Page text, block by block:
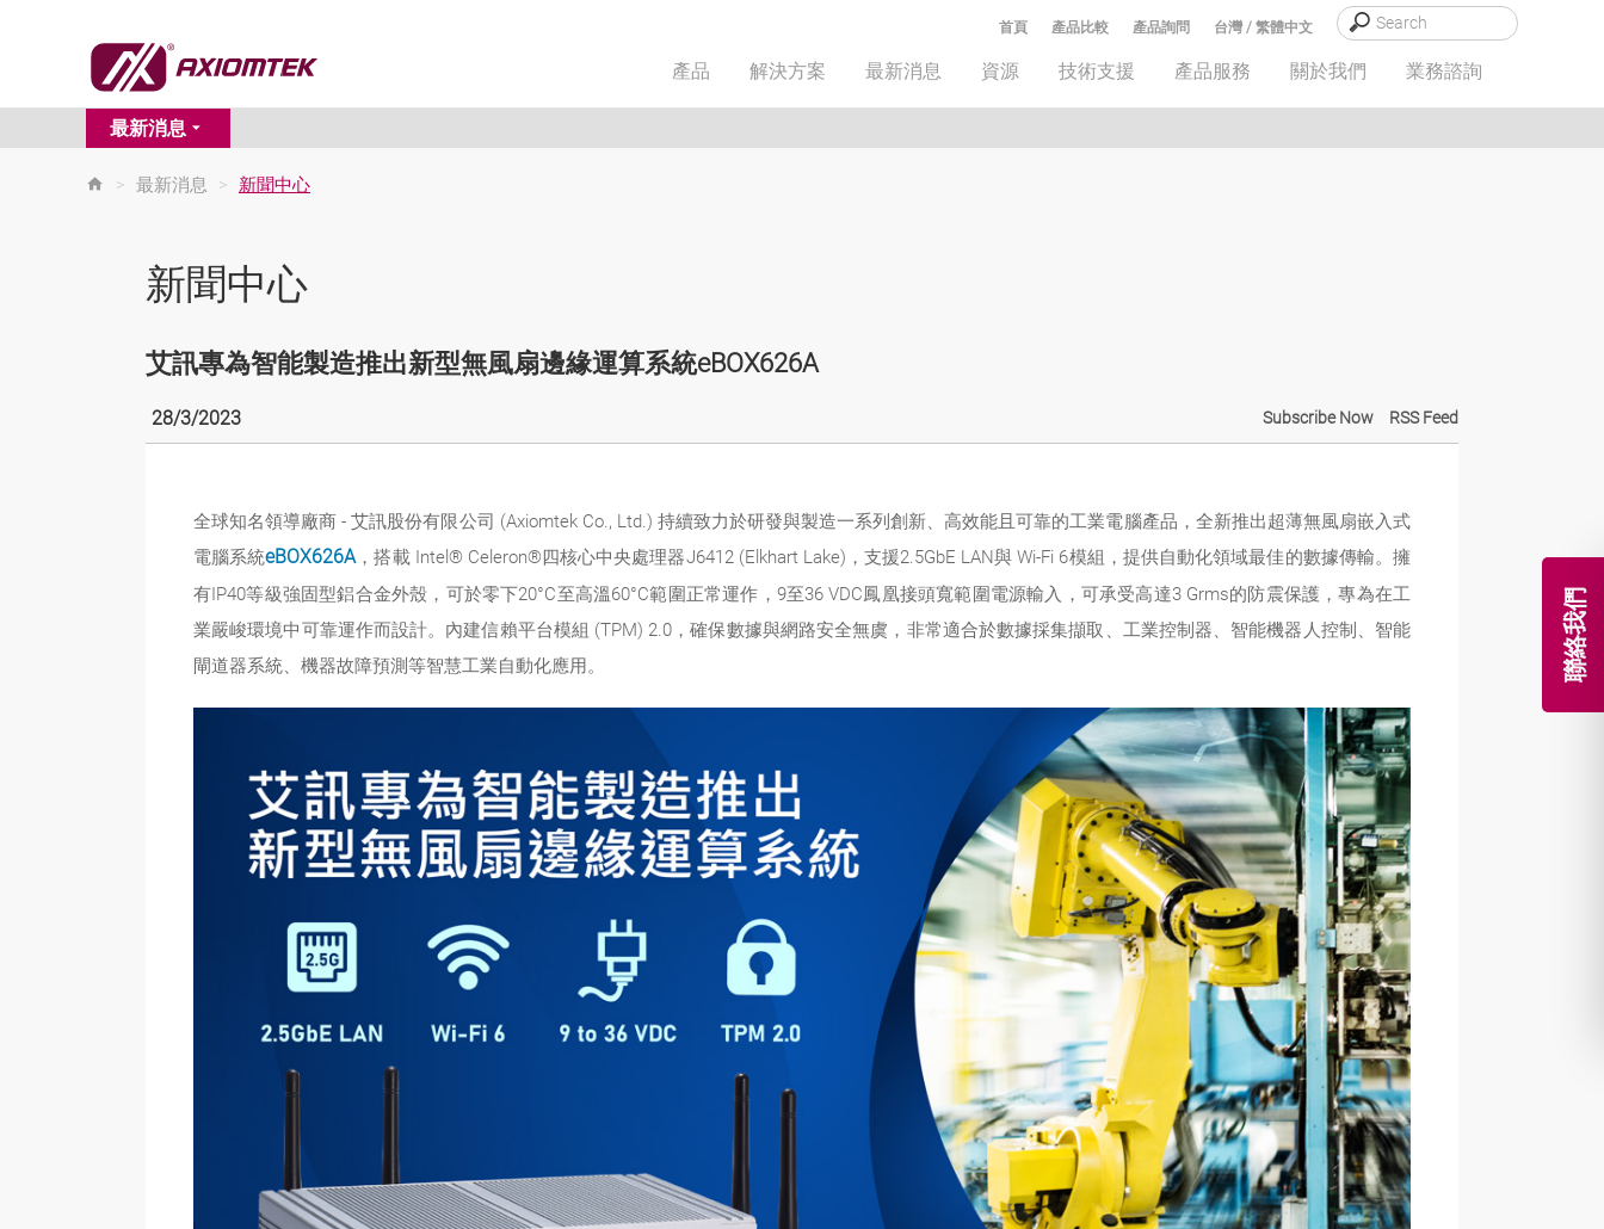
聯絡我們
台灣 / 繁體中文
產品詢問
產品比較
首頁
產品 解決方案 最新消息 資源 技術支援 產品服務 關於我們 業務諮詢
最新消息
> 最新消息 > 新聞中心
新聞中心
艾訊專為智能製造推出新型無風扇邊緣運算系統eBOX626A
28/3/2023 Subscribe Now RSS Feed
全球知名領導廠商 - 艾訊股份有限公司 (Axiomtek Co., Ltd.) 持續致力於研發與製造一系列創新、高效能且可靠的工業電腦產品，全新推出超薄無風扇嵌入式
電腦系統eBOX626A，搭載 Intel® Celeron®四核心中央處理器J6412 (Elkhart Lake)，支援2.5GbE LAN與 Wi-Fi 6模組，提供自動化領域最佳的數據傳輸。擁
有IP40等級強固型鋁合金外殼，可於零下20°C至高溫60°C範圍正常運作，9至36 VDC鳳凰接頭寬範圍電源輸入，可承受高達3 Grms的防震保護，專為在工
業嚴峻環境中可靠運作而設計。內建信賴平台模組 (TPM) 2.0，確保數據與網路安全無虞，非常適合於數據採集擷取、工業控制器、智能機器人控制、智能
閘道器系統、機器故障預測等智慧工業自動化應用。